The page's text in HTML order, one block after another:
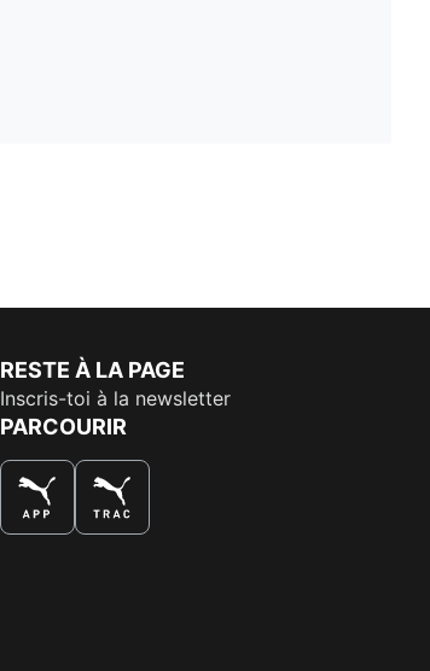
RESTE À LA PAGE
Inscris-toi à la newsletter
PARCOURIR